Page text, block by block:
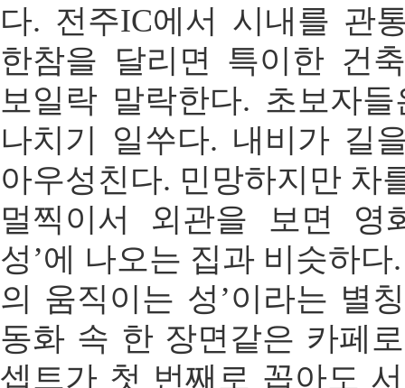
다. 전주IC에서 시내를 관
한참을 달리면 특이한 건
보일락 말락한다. 초보자
나치기 일쑤다. 내비가 길
아우성친다. 민망하지만 차
멀찍이서 외관을 보면 영
성’에 나오는 집과 비슷하
의 움직이는 성’이라는 별
동화 속 한 장면같은 카페
셉트가 첫 번째로 꼽아도